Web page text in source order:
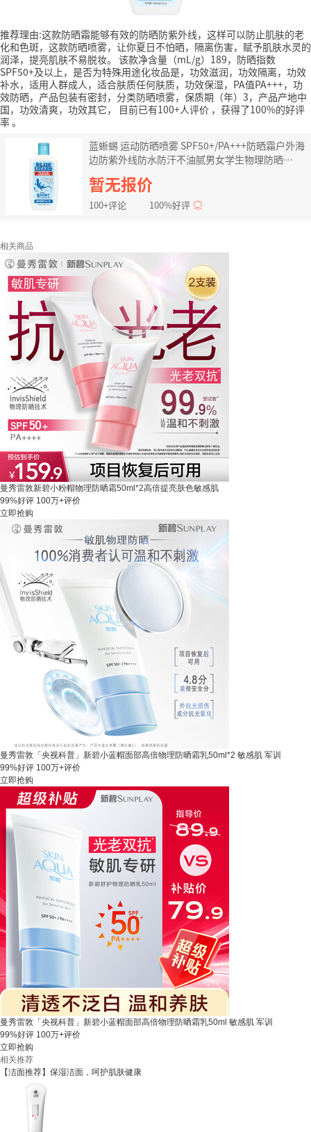
推荐理由:这款防晒霜能够有效的防晒防紫外线，这样可以防止肌肤的老
化和色斑，这款防晒喷雾，让你夏日不怕晒，隔离伤害，赋予肌肤水灵的
润泽，提亮肌肤不易脱妆。 该款净含量（mL/g）189，防晒指数
SPF50+及以上，是否为特殊用途化妆品是，功效滋润，功效隔离，功效
补水，适用人群成人，适合肤质任何肤质，功效保湿，PA值PA+++，功
效防晒，产品包装有密封，分类防晒喷雾，保质期（年）3，产品产地中
国，功效清爽，功效其它，
目前已有100+人评价 ，获得了100%的好评
率。
蓝蜥蜴 运动防晒喷雾 SPF50+/PA+++防晒霜户外海
边防紫外线防水防汗不油腻男女学生物理防晒
blue lizard防晒乳148ml
暂无报价
100+评论 100%好评
相关商品
曼秀雷敦新碧小粉帽物理防晒霜50ml*2高倍提亮肤色敏感肌
99%好评 100万+评价
立即抢购
曼秀雷敦「央视科普」新碧小蓝帽面部高倍物理防晒霜乳50ml*2 敏感肌 军训
99%好评 100万+评价
立即抢购
曼秀雷敦「央视科普」新碧小蓝帽面部高倍物理防晒霜乳50ml 敏感肌 军训
99%好评 100万+评价
立即抢购
相关推荐
【洁面推荐】保湿洁面，呵护肌肤健康